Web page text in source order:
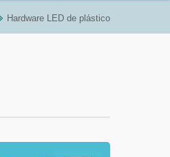
Hardware LED de plástico